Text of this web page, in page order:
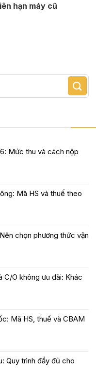
hạn máy cũ
Mức thu và cách nộp
Mã HS và thuế theo
chọn phương thức vận
C/O không ưu đãi: Khác
Mã HS, thuế và CBAM
Quy trình đầy đủ cho